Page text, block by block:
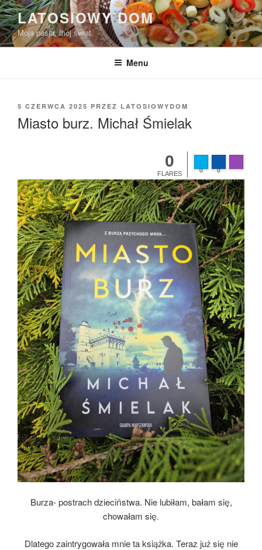
Przejdź
do
treści
LATOSIOWY DOM
Moja pasja, mój świat.
Menu
OPUBLIKOWANE
5 CZERWCA 2025 PRZEZ LATOSIOWYDOM
Miasto burz. Michał Śmielak
0
FLARES 0 0
Burza- postrach dzieciństwa. Nie lubiłam, bałam się,
chowałam się.
Dlatego zaintrygowała mnie ta książka. Teraz już się nie